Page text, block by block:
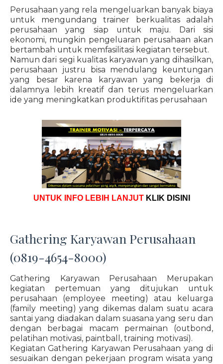
Perusahaan yang rela mengeluarkan banyak biaya
untuk mengundang trainer berkualitas adalah
perusahaan yang siap untuk maju. Dari sisi
ekonomi, mungkin pengeluaran perusahaan akan
bertambah untuk memfasilitasi kegiatan tersebut.
Namun dari segi kualitas karyawan yang dihasilkan,
perusahaan justru bisa mendulang keuntungan
yang besar karena karyawan yang bekerja di
dalamnya lebih kreatif dan terus mengeluarkan
ide yang meningkatkan produktifitas perusahaan
UNTUK INFO LEBIH LANJUT KLIK DISINI
Gathering Karyawan Perusahaan
(0819-4654-8000)
Gathering Karyawan Perusahaan Merupakan
kegiatan pertemuan yang ditujukan untuk
perusahaan (employee meeting) atau keluarga
(family meeting) yang dikemas dalam suatu acara
santai yang diadakan dalam suasana yang seru dan
dengan berbagai macam permainan (outbond,
pelatihan motivasi, paintball, training motivasi).
Kegiatan Gathering Karyawan Perusahaan yang di
sesuaikan dengan pekerjaan program wisata yang